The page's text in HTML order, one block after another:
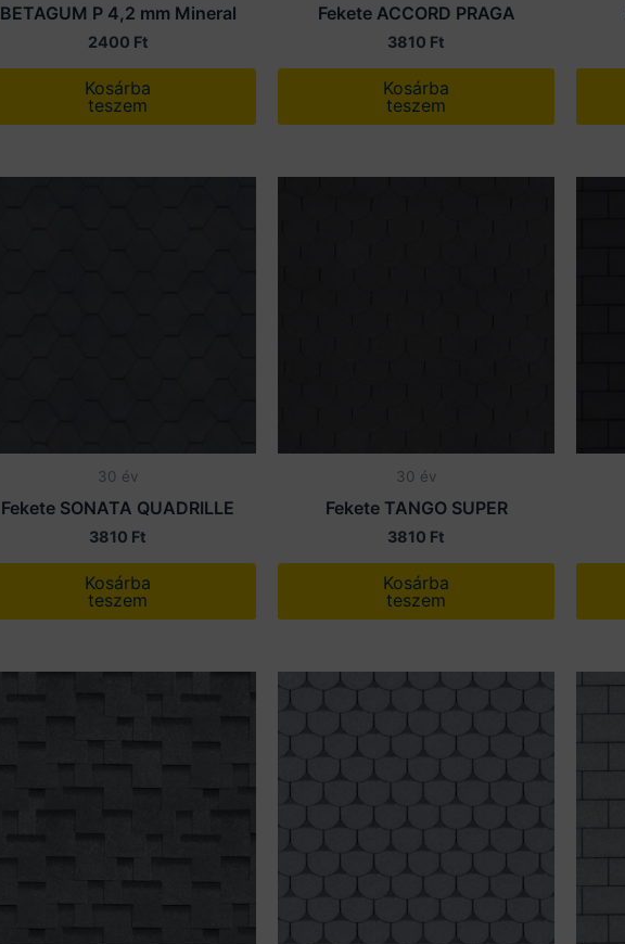
BETAGUM P 4,2 mm Mineral
2400 Ft
Kosárba
teszem
Fekete ACCORD PRAGA
3810 Ft
Kosárba
teszem
30 év
Fekete SONATA QUADRILLE
3810 Ft
Kosárba
teszem
30 év
Fekete TANGO SUPER
3810 Ft
Kosárba
teszem